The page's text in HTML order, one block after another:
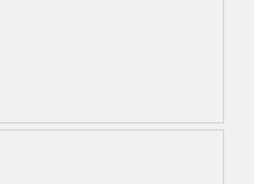
werden